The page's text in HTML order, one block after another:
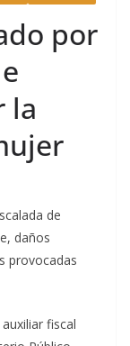
por
la
de
daños
provocadas
fiscal